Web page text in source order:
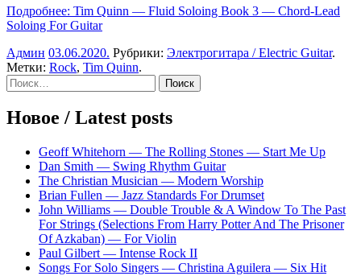
Подробнее: Tim Quinn — Fluid Soloing Book 3 — Chord-Lead
Soloing For Guitar
Админ 03.06.2020. Рубрики: Электрогитара / Electric Guitar.
Метки: Rock, Tim Quinn.
Sidebar
Найти:
Новое / Latest posts
Geoff Whitehorn — The Rolling Stones — Start Me Up
Dan Smith — Swing Rhythm Guitar
The Christian Musician — Modern Worship
Brian Fullen — Jazz Standards For Drumset
John Williams — Double Trouble & A Window To The Past
For Strings (Selections From Harry Potter And The Prisoner
Of Azkaban) — For Violin
Paul Gilbert — Intense Rock II
Songs For Solo Singers — Christina Aguilera — Six Hit